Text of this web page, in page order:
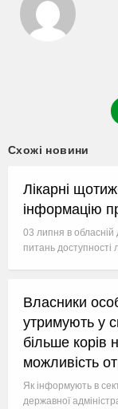
Схожі новини
Лікарні
інформацію
03 липня в обласній
питань доступності
Власники
утримують у
більше корів
можливість
Як інформують в
державної